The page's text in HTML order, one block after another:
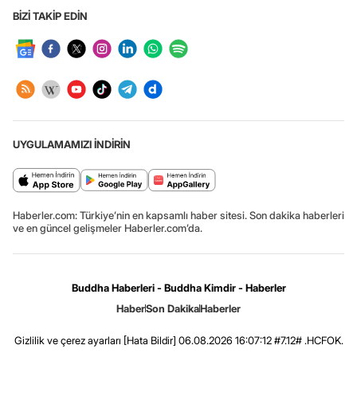
BİZİ TAKİP EDİN
UYGULAMAMIZI İNDİRİN
Haberler.com: Türkiye’nin en kapsamlı haber sitesi. Son dakika haberleri
ve en güncel gelişmeler Haberler.com’da.
Buddha Haberleri - Buddha Kimdir - Haberler
HaberSon DakikaHaberler
Gizlilik ve çerez ayarları [Hata Bildir] 06.08.2026 16:07:12 #7.12# .HCFOK.